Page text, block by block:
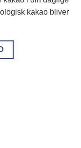
kakao bliver